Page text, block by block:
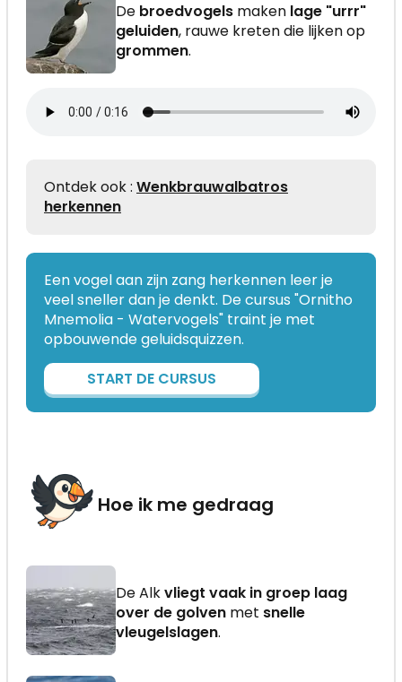
De broedvogels maken lage "urrr"
geluiden, rauwe kreten die lijken op
grommen.
Ontdek ook : Wenkbrauwalbatros
herkennen
Een vogel aan zijn zang herkennen leer je
veel sneller dan je denkt. De cursus "Ornitho
Mnemolia - Watervogels" traint je met
opbouwende geluidsquizzen.
START DE CURSUS
Hoe ik me gedraag
De Alkvliegt vaak in groep laag
over de golven met snelle
vleugelslagen.